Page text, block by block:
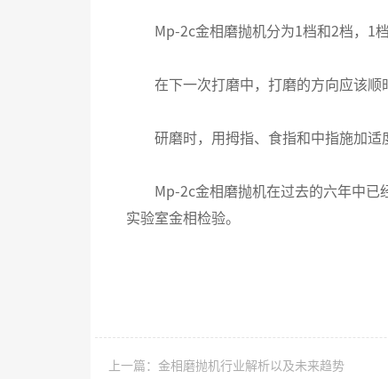
Mp-2c金相磨抛机分为1档和2档，1档
在下一次打磨中，打磨的方向应该顺
研磨时，用拇指、食指和中指施加适
Mp-2c金相磨抛机在过去的六年中已
实验室金相检验。
上一篇：金相磨抛机行业解析以及未来趋势